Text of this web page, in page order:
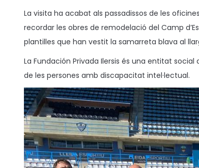
La visita ha acabat als passadissos de les
recordar les obres de remodelació del Camp
plantilles que han vestit la samarreta blava al
La Fundación Privada Ilersis és una entitat
de les persones amb discapacitat intel·lectual.